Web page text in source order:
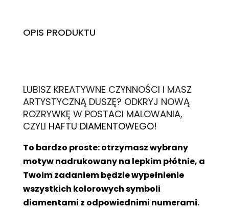
OPIS PRODUKTU
LUBISZ KREATYWNE CZYNNOŚCI I MASZ
ARTYSTYCZNĄ DUSZĘ? ODKRYJ NOWĄ
ROZRYWKĘ W POSTACI MALOWANIA,
CZYLI HAFTU DIAMENTOWEGO!
To bardzo proste: otrzymasz wybrany
motyw nadrukowany na lepkim płótnie, a
Twoim zadaniem będzie wypełnienie
wszystkich kolorowych symboli
diamentami z odpowiednimi numerami.